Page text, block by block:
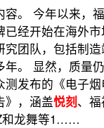
。 今年以来，福
已经开始在海外
究团队，包括制
年。 显然，质量
测发布的《电子
》，涵盖悦刻、
和龙舞等1……